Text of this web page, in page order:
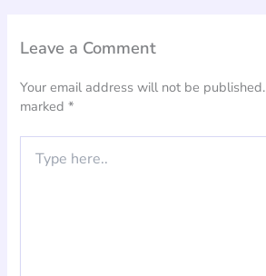
Leave a Comment
Your email address will not be published.
marked*
here..